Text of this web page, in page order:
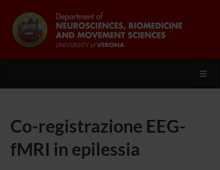
Co-registrazione EEG-
fMRI in epilessia